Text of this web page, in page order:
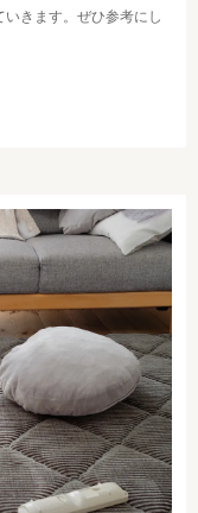
きます。ぜひ参考にし